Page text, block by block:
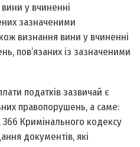
у вчиненні
зазначеними
визнання вини у вчиненні
пов’язаних із зазначеними
податків зазвичай є
правопорушень, а саме:
Кримінального кодексу
документів, які